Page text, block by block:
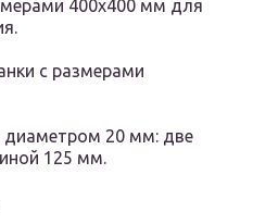
400х400 мм для
с размерами
диаметром 20 мм: две
125 мм.